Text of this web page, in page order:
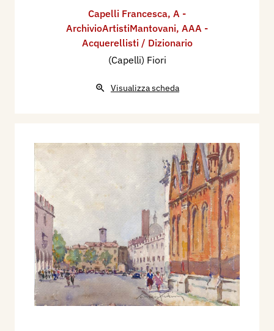
Capelli Francesca, A -
ArchivioArtistiMantovani, AAA -
Acquerellisti / Dizionario
(Capelli) Fiori
Visualizza scheda